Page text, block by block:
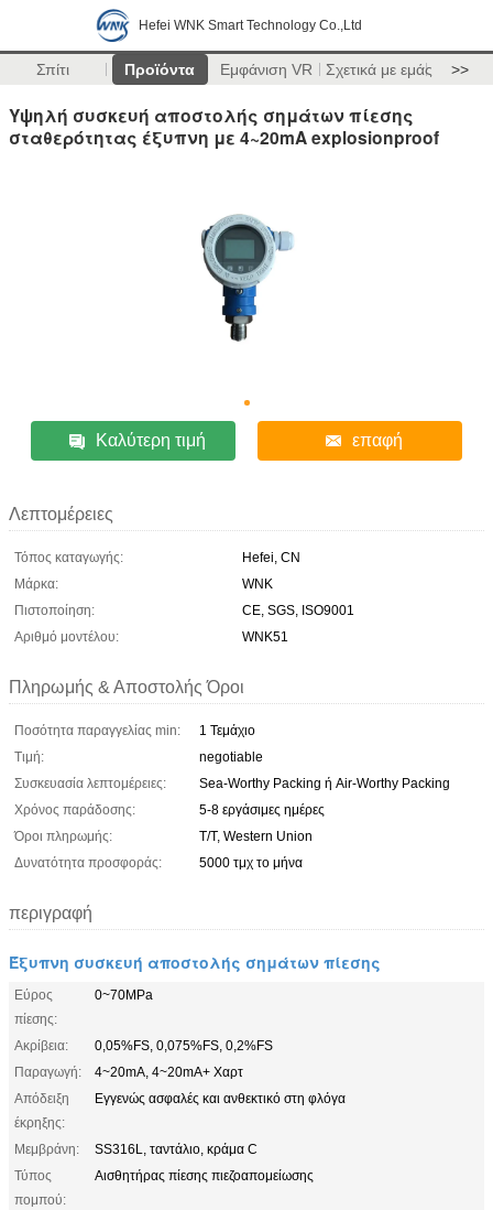
Hefei WNK Smart Technology Co.,Ltd
Σπίτι Προϊόντα Εμφάνιση VR Σχετικά με εμάς >>
Υψηλή συσκευή αποστολής σημάτων πίεσης
σταθερότητας έξυπνη με 4~20mA explosionproof
Καλύτερη τιμή επαφή
Λεπτομέρειες
Τόπος καταγωγής:
Hefei, CN
Μάρκα:
WNK
Πιστοποίηση:
CE, SGS, ISO9001
Αριθμό μοντέλου:
WNK51
Πληρωμής & Αποστολής Όροι
Ποσότητα παραγγελίας min:
1 Τεμάχιο
Τιμή:
negotiable
Συσκευασία λεπτομέρειες:
Sea-Worthy Packing ή Air-Worthy Packing
Χρόνος παράδοσης:
5-8 εργάσιμες ημέρες
Όροι πληρωμής:
T/T, Western Union
Δυνατότητα προσφοράς:
5000 τμχ το μήνα
περιγραφή
Έξυπνη συσκευή αποστολής σημάτων πίεσης
Εύρος
πίεσης:
0~70MPa
Ακρίβεια:
0,05%FS, 0,075%FS, 0,2%FS
Παραγωγή:
4~20mA, 4~20mA+ Χαρτ
Απόδειξη
έκρηξης:
Εγγενώς ασφαλές και ανθεκτικό στη φλόγα
Μεμβράνη:
SS316L, ταντάλιο, κράμα C
Τύπος
πομπού:
Αισθητήρας πίεσης πιεζοαπομείωσης